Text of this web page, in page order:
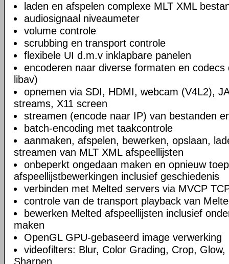
laden en afspelen complexe MLT XML
audiosignaal niveaumeter
volume controle
scrubbing en transport controle
flexibele UI d.m.v inklapbare panelen
encoderen naar diverse formaten en codecs
libav)
opnemen via SDI, HDMI, webcam (V4L2),
streams, X11 screen
streamen (encode naar IP) van bestanden
batch-encoding met taakcontrole
aanmaken, afspelen, bewerken, opslaan,
streamen van MLT XML afspeellijsten
onbeperkt ongedaan maken en opnieuw
afspeellijstbewerkingen inclusief geschiedenis
verbinden met Melted servers via MVCP
controle van de transport playback van
bewerken Melted afspeellijsten inclusief
maken
OpenGL GPU-gebaseerd image verwerking
videofilters: Blur, Color Grading, Crop,
Sharpen